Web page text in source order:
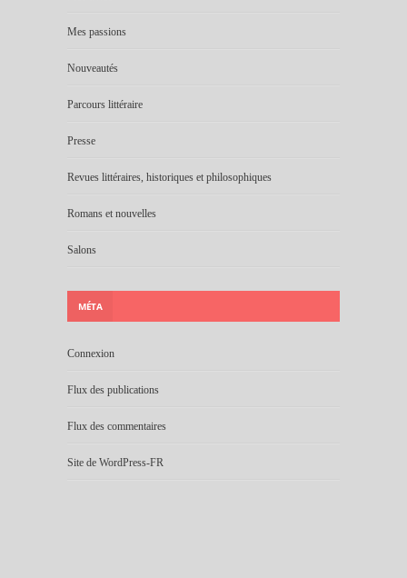
Mes passions
Nouveautés
Parcours littéraire
Presse
Revues littéraires, historiques et philosophiques
Romans et nouvelles
Salons
MÉTA
Connexion
Flux des publications
Flux des commentaires
Site de WordPress-FR